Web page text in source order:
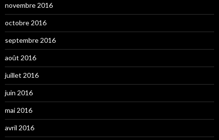
novembre 2016
octobre 2016
septembre 2016
août 2016
juillet 2016
juin 2016
mai 2016
avril 2016